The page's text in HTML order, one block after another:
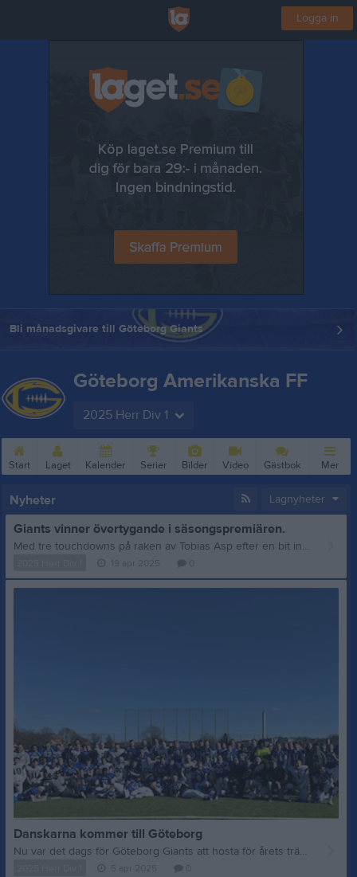
Logga in
Bli månadsgivare till Göteborg Giants
Göteborg Amerikanska FF
2025 Herr Div 1
Start Laget Kalender Serier Bilder Video Gästbok Mer
Nyheter Lagnyheter
Giants vinner övertygande i säsongspremiären.
Med tre touchdowns på raken av Tobias Asp efter en bit in i andra quartern var det mer eller mindre över i matchen mellan Giants och hemmalaget Uppsala 86:ers. Resten blev mer av en träningsmatch för de båda lagens första matcher i division 1 under 2025. Efter en försäsong som började i januari med många tunga löp- och sprintpass i kroppen var det äntligen dags för Göteborg Giants att vädra det avlånga lädret. 44 Giants-spelare stod på sidlinjen före matchstart. Det hade kunnat vara 15 till då de många kvalitativa tillskotten från Göteborg Marvels fyller ut en redan talrik trupp. Bortabussens storlek var det enda som hindrade Giants från att vara betydligt fler på matchen. Värre var det för Uppsala 86:ers som räknades till ca 18 spelare totalt efter diverse sjukfall och alpresenärer. Run Tobbe, run. Efter en första offensiv drive med uppenbara premiärnerver, diverse false starts och till slut en punt tog Giants över matchen helt. Före detta Marvelsveteranen Tobias Asp, mest känd som en Sveriges bästa safetys, tyckte om sin nya roll som runningback och sprang runt, igenom och över 86:ers försvar lite som han ville. Efter tre run-TDs på raken en bit in i andra quartern fick Tobias och hans tunga, smått elaka fullback Oscar Gramming, vila resten av matchen. Och ja, Tobias är shifty, snabb och kan fotboll, men det underlättar förstås när Giants o-line öppnar motorvägsstora hål en bra bit in i secondary. Men Giants defense då, hur bra är de egentligen? Ja, att döma av premiärmatchen så är dom bra. Riktigt bra. 86:ers o-line och QB kunde inte hålla emot Giants d-line och de tre roterande endsen Nate Attie, Froste Bergstrand och Samuel Knutsson huserade regelbundet inne i 86:ers backfield. Där bakom höll Giants backers och DBs tvärtätt och lät inte 86:ers ha något form av passpel. En nyttig träningsmatch för båda lagen. I andra halvlek steg Giants starting QB, Daniel Davies, åt sidan och lämnade plats för förra årets starter Gabriel Björnram. Båda QBs skötte sig utmärkt i en hyfsat stram roll med tanke på matchens flöde. Det blev bla två TD-pass till Otto Dahlin. Såväl Giants offense som defense fick resten av matchen värdefull speltid som kommer vara värdefull längre fram under säsongen. Giant tackar. Giants vill tacka Uppsala 86:ers som trots numerärt underläge visade att fotboll primärt spelas med hjärtat. Tack för en grym, slitig insats. Vi vill också tacka fantastiska Ivan Krkovic. Ivan är en meriterad spelare sedan många år tillbaka i Superserien och numera vår linebackercoach. Han gjorde dock planenligt sin första och sista match med Giants som linebacker och kapten. Nu blir det bara coaching för Ivan framöver. Giants vänder nu blicken mot Arlanda Jets. Giants andra bortamatch på raken spelas den 3:e maj. Sedan blir det hemmapremiär mot Karlskoga Wolves helgen efter den 10:e maj kl. 13 på Backavallen IP. Då ses vi!
Danskarna kommer till Göteborg
Nu var det dags för Göteborg Giants att hosta för årets tränings match mot Ørestaden Spartans. En bra dag för lite amerikansk fotboll. Vi vill tacka Danskarna för att de ville komma upp till Göteborg och Giants önskar dem lycka till i deras säsong.